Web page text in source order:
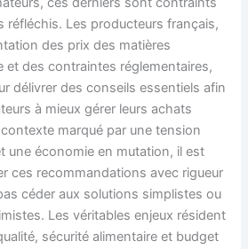
réfléchis. Les producteurs français,
des prix des matières
et des contraintes réglementaires,
délivrer des conseils essentiels afin
à mieux gérer leurs achats
marqué par une tension
une économie en mutation, il est
ces recommandations avec rigueur
céder aux solutions simplistes ou
Les véritables enjeux résident
sécurité alimentaire et budget